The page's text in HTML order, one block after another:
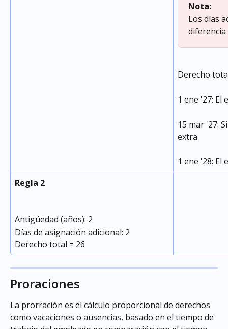
Nota:
Los días
diferencia
Derecho
1 ene '27: El
15 mar '27:
extra
1 ene '28: El
Regla 2
Antigüedad (años): 2
Días de asignación adicional: 2
Derecho total = 26
Proraciones
La prorración es el cálculo proporcional de derechos
como vacaciones o ausencias, basado en el tiempo de